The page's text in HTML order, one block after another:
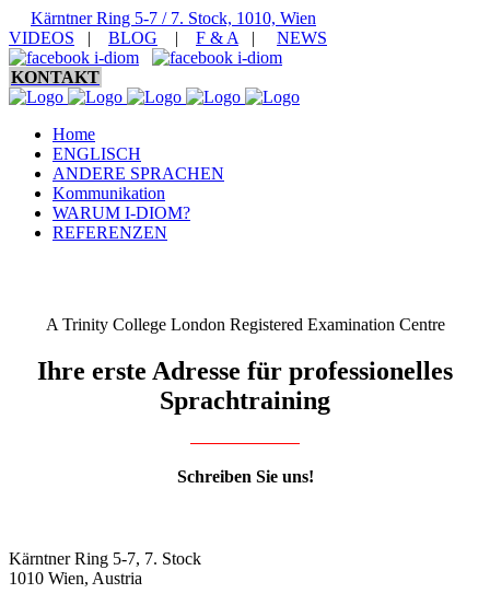
Kärntner Ring 5-7 / 7. Stock, 1010, Wien
VIDEOS | BLOG | F & A | NEWS
KONTAKT
Home
ENGLISCH
ANDERE SPRACHEN
Kommunikation
WARUM I-DIOM?
REFERENZEN
A Trinity College London Registered Examination Centre
Ihre erste Adresse für professionelles
Sprachtraining
Schreiben Sie uns!
Kärntner Ring 5-7, 7. Stock
1010 Wien, Austria